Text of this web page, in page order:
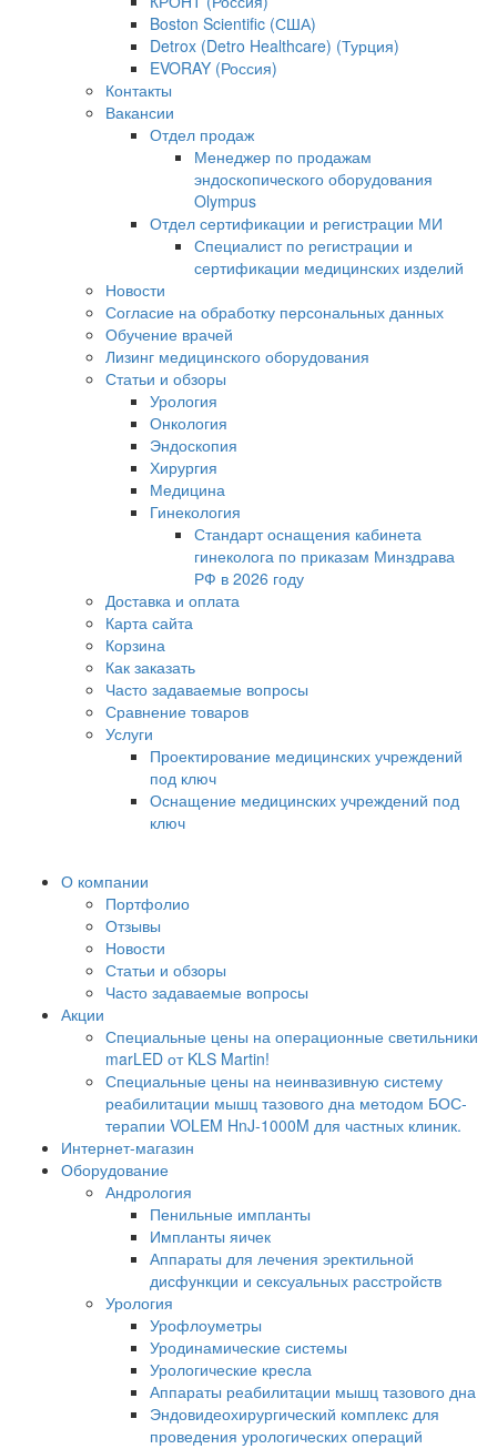
Boston Scientific (США)
Detrox (Detro Healthcare) (Турция)
EVORAY (Россия)
Контакты
Вакансии
Отдел продаж
Менеджер по продажам
эндоскопического оборудования
Olympus
Отдел сертификации и регистрации МИ
Специалист по регистрации и
сертификации медицинских изделий
Новости
Согласие на обработку персональных данных
Обучение врачей
Лизинг медицинского оборудования
Статьи и обзоры
Урология
Онкология
Эндоскопия
Хирургия
Медицина
Гинекология
Стандарт оснащения кабинета
гинеколога по приказам Минздрава
РФ в 2026 году
Доставка и оплата
Карта сайта
Корзина
Как заказать
Часто задаваемые вопросы
Сравнение товаров
Услуги
Проектирование медицинских учреждений
под ключ
Оснащение медицинских учреждений под
ключ
О компании
Портфолио
Отзывы
Новости
Статьи и обзоры
Часто задаваемые вопросы
Акции
Специальные цены на операционные светильники
marLED от KLS Martin!
Специальные цены на неинвазивную систему
реабилитации мышц тазового дна методом БОС-
терапии VOLEM HnJ-1000M для частных клиник.
Интернет-магазин
Оборудование
Андрология
Пенильные импланты
Импланты яичек
Аппараты для лечения эректильной
дисфункции и сексуальных расстройств
Урология
Урофлоуметры
Уродинамические системы
Урологические кресла
Аппараты реабилитации мышц тазового дна
Эндовидеохирургический комплекс для
проведения урологических операций